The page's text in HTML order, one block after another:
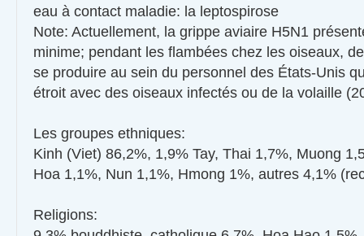
eau à contact maladie: la leptospirose
Note: Actuellement, la grippe aviaire H5N1
minime; pendant les flambées chez les oiseaux,
se produire au sein du personnel des États-Unis
étroit avec des oiseaux infectés ou de la volaille
Les groupes ethniques:
Kinh (Viet) 86,2%, 1,9% Tay, Thai 1,7%, Muong
Hoa 1,1%, Nun 1,1%, Hmong 1%, autres 4,1%
Religions: